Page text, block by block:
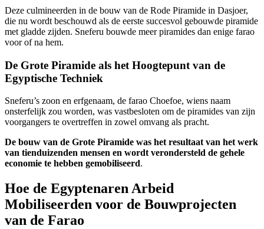
Deze culmineerden in de bouw van de Rode Piramide in Dasjoer,
die nu wordt beschouwd als de eerste succesvol gebouwde piramide
met gladde zijden. Sneferu bouwde meer piramides dan enige farao
voor of na hem.
De Grote Piramide als het Hoogtepunt van de
Egyptische Techniek
Sneferu’s zoon en erfgenaam, de farao Choefoe, wiens naam
onsterfelijk zou worden, was vastbesloten om de piramides van zijn
voorgangers te overtreffen in zowel omvang als pracht.
De bouw van de Grote Piramide was het resultaat van het werk
van tienduizenden mensen en wordt verondersteld de gehele
economie te hebben gemobiliseerd.
Hoe de Egyptenaren Arbeid
Mobiliseerden voor de Bouwprojecten
van de Farao